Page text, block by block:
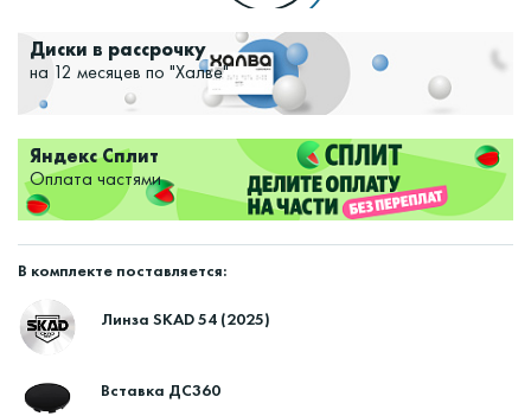
Диски в рассрочку
на 12 месяцев по "Халве"
Яндекс Сплит
Оплата частями
В комплекте поставляется:
Линза SKAD 54 (2025)
Вставка ДС360